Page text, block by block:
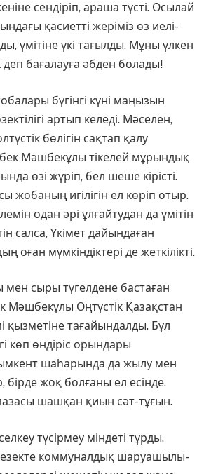
сендіріп, араша түсті. Осылай
қасиетті жеріміз өз иелі­
үмітіне үкі та­ғыл­ды. Мұны үлкен
деп бағалауға әбден болады!
бүгінгі күні маңызын
артып келеді. Мәселен,
бөлігін сақтап қалу
Мәшбек­ұлы тікелей мұрындық
өзі жүріп, бел шеше кі­рісті.
жобаның игілігін ел көріп отыр.
одан әрі ұлғайтудан да үмі­тін
салса, Үкі­мет дайындаған
оған мүмкіндіктері де жеткілікті.
мен сыры түгелдене бастаған
Мәшбекұлы Оңтүстік Қазақстан
қызметіне таға­йындалды. Бұл
көп өндіріс орындары
шаһарында да жылу мен
бірде жоқ болғаны ел есінде.
шашқан қиын сәт-тұғын.
түсірмеу міндеті тұрды.
ке­зекте коммуналдық шаруашылы­